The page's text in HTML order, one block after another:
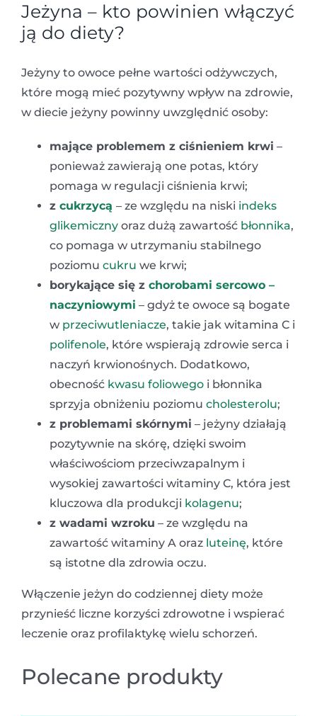
Jeżyna – kto powinien włączyć
ją do diety?
Jeżyny to owoce pełne wartości odżywczych,
które mogą mieć pozytywny wpływ na zdrowie,
w diecie jeżyny powinny uwzględnić osoby:
mające problemem z ciśnieniem krwi –
ponieważ zawierają one potas, który
pomaga w regulacji ciśnienia krwi;
z cukrzycą – ze względu na niski indeks
glikemiczny oraz dużą zawartość błonnika,
co pomaga w utrzymaniu stabilnego
poziomu cukru we krwi;
borykające się z chorobami sercowo –
naczyniowymi – gdyż te owoce są bogate
w przeciwutleniacze, takie jak witamina C i
polifenole, które wspierają zdrowie serca i
naczyń krwionośnych. Dodatkowo,
obecność kwasu foliowego i błonnika
sprzyja obniżeniu poziomu cholesterolu;
z problemami skórnymi – jeżyny działają
pozytywnie na skórę, dzięki swoim
właściwościom przeciwzapalnym i
wysokiej zawartości witaminy C, która jest
kluczowa dla produkcji kolagenu;
z wadami wzroku – ze względu na
zawartość witaminy A oraz luteinę, które
są istotne dla zdrowia oczu.
Włączenie jeżyn do codziennej diety może
przynieść liczne korzyści zdrowotne i wspierać
leczenie oraz profilaktykę wielu schorzeń.
Polecane produkty